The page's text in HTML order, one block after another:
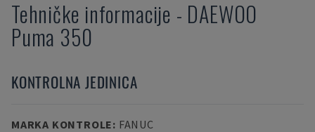
Tehničke informacije - DAEWOO
Puma 350
KONTROLNA JEDINICA
MARKA KONTROLE: FANUC